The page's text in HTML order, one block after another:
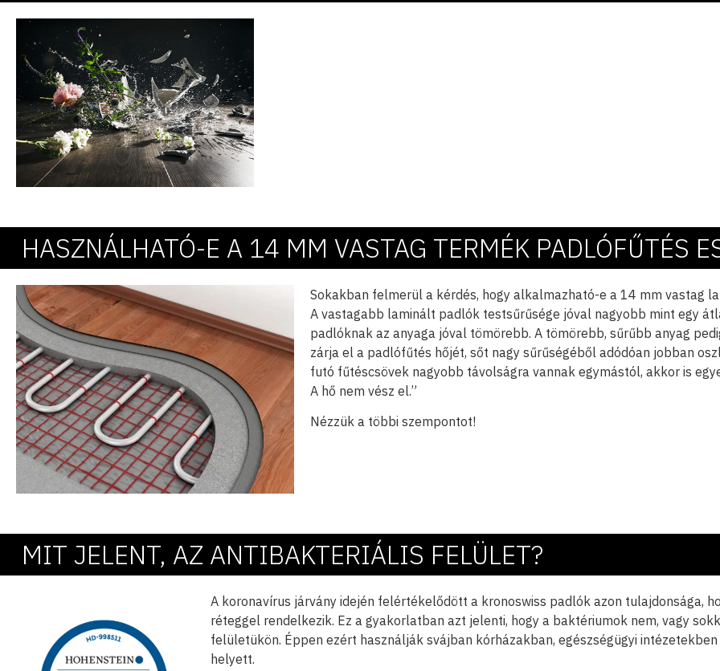
HASZNÁLHATÓ-E A 14 MM VASTAG TERMÉK PADLÓFŰTÉS
Sokakban felmerül a kérdés, hogy alkalmazható-e a 14 mm vastag
A vastagabb laminált padlók testsűrűsége jóval nagyobb mint egy
padlóknak az anyaga jóval tömörebb. A tömörebb, sűrűbb anyag
zárja el a padlófűtés hőjét, sőt nagy sűrűségéből adódóan jobban
futó fűtéscsövek nagyobb távolságra vannak egymástól, akkor is
A hő nem vész el.”
Nézzük a többi szempontot!
MIT JELENT, AZ ANTIBAKTERIÁLIS FELÜLET?
A koronavírus járvány idején felértékelődött a kronoswiss padlók azon tulajdonsága,
réteggel rendelkezik. Ez a gyakorlatban azt jelenti, hogy a baktériumok nem, vagy
felületükön. Éppen ezért használják svájban kórházakban, egészségügyi
helyett.